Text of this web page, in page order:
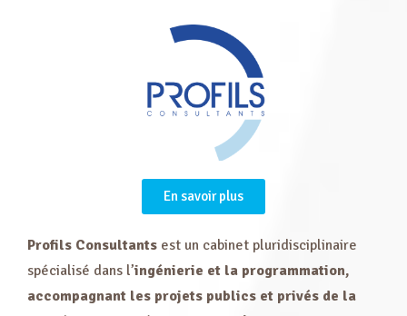
En savoir plus
Profils Consultants est un cabinet pluridisciplinaire
spécialisé dans l’ingénierie et la programmation,
accompagnant les projets publics et privés de la